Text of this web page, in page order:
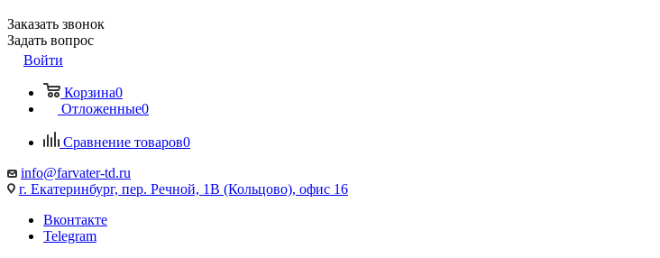
Заказать звонок
Задать вопрос
Войти
Корзина0
Отложенные0
Сравнение товаров0
info@farvater-td.ru
г. Екатеринбург, пер. Речной, 1В (Кольцово), офис 16
Вконтакте
Telegram